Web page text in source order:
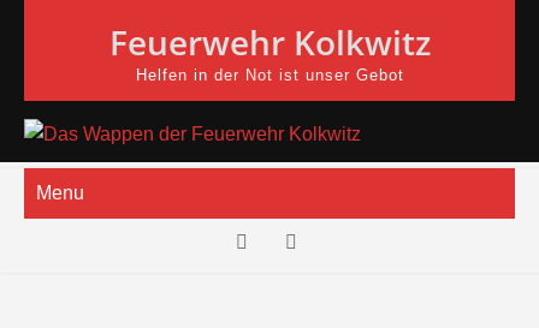
Feuerwehr Kolkwitz
Helfen in der Not ist unser Gebot
Menu